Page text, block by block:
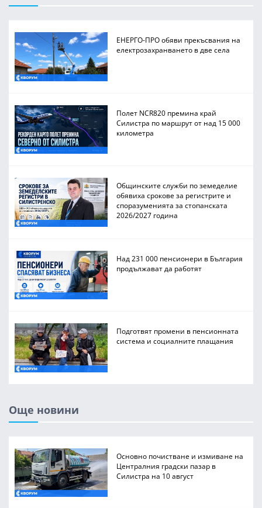
ЕНЕРГО-ПРО обяви прекъсвания на
електрозахранването в две села
Полет NCR820 премина край
Силистра по маршрут от над 15 000
километра
Общинските служби по земеделие
обявиха срокове за регистрите и
споразуменията за стопанската
2026/2027 година
Над 231 000 пенсионери в България
продължават да работят
Подготвят промени в пенсионната
система и социалните плащания
Още новини
Основно почистване и измиване на
Централния градски пазар в
Силистра на 10 август